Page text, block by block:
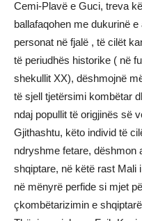
Cemi-Plavë e Guci, treva
ballafaqohen me dukurinë
personat në fjalë , të cilët
të periudhës historike ( në
shekullit XX), dëshmojnë
të sjell tjetërsimi kombëtar
ndaj popullit të origjinës së
Gjithashtu, këto individ të
ndryshme fetare, dëshmon
shqiptare, në këtë rast Mali
në mënyrë perfide si mjet
çkombëtarizimin e